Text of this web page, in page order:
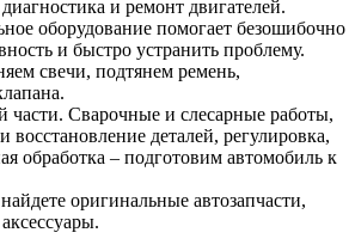
и ремонт двигателей.
оборудование помогает безошибочно
и быстро устранить проблему.
свечи, подтянем ремень,
части. Сварочные и слесарные работы,
восстановление деталей, регулировка,
обработка – подготовим автомобиль к
оригинальные автозапчасти,